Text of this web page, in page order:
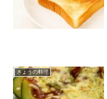
きょうの料理